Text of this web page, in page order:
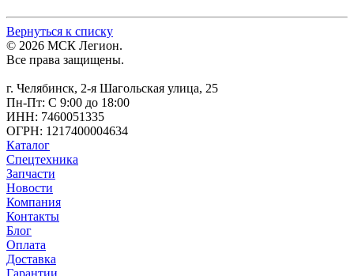
Вернуться к списку
© 2026 МСК Легион.
Все права защищены.
г. Челябинск, 2-я Шагольская улица, 25
Пн-Пт: С 9:00 до 18:00
ИНН: 7460051335
ОГРН: 1217400004634
Каталог
Спецтехника
Запчасти
Новости
Компания
Контакты
Блог
Оплата
Доставка
Гарантии